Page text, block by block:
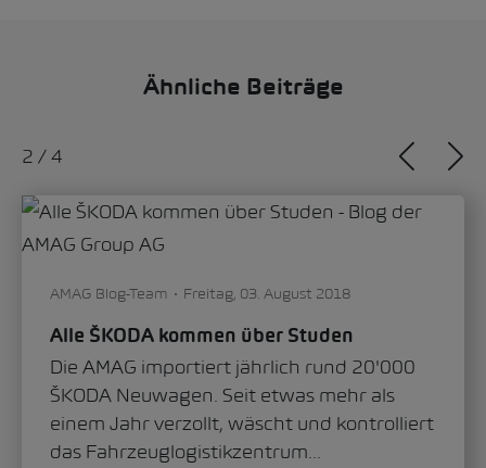
Ähnliche Beiträge
2 / 4
AMAG Blog-Team Freitag, 03. August 2018
Alle ŠKODA kommen über Studen
Die AMAG importiert jährlich rund 20'000
ŠKODA Neuwagen. Seit etwas mehr als
einem Jahr verzollt, wäscht und kontrolliert
das Fahrzeuglogistikzentrum...